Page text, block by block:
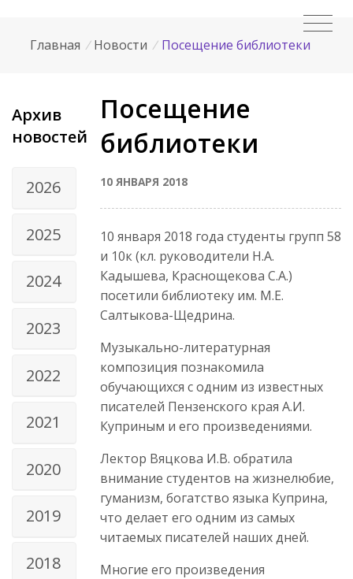
Главная / Новости / Посещение библиотеки
Архив
новостей
2026
2025
2024
2023
2022
2021
2020
2019
2018
Посещение
библиотеки
10 ЯНВАРЯ 2018
10 января 2018 года студенты групп 58
и 10к (кл. руководители Н.А.
Кадышева, Краснощекова С.А.)
посетили библиотеку им. М.Е.
Салтыкова-Щедрина.
Музыкально-литературная
композиция познакомила
обучающихся с одним из известных
писателей Пензенского края А.И.
Куприным и его произведениями.
Лектор Вяцкова И.В. обратила
внимание студентов на жизнелюбие,
гуманизм, богатство языка Куприна,
что делает его одним из самых
читаемых писателей наших дней.
Многие его произведения